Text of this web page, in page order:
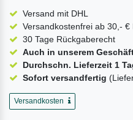
Versand mit DHL
Versandkostenfrei ab 30,- €
30 Tage Rückgaberecht
Auch in unserem
Durchschn. Lieferzeit 1
Sofort versandfertig
Versandkosten